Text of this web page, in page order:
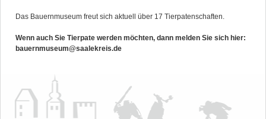
Das Bauernmuseum freut sich aktuell über 17 Tierpatenschaften.
Wenn auch Sie Tierpate werden möchten, dann melden Sie sich hier:
bauernmuseum@saalekreis.de